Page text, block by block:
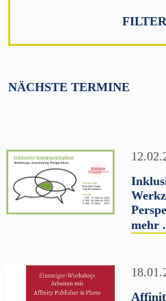
NÄCHSTE TERMINE
mehr